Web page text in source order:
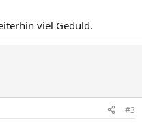
viel Geduld.
#3